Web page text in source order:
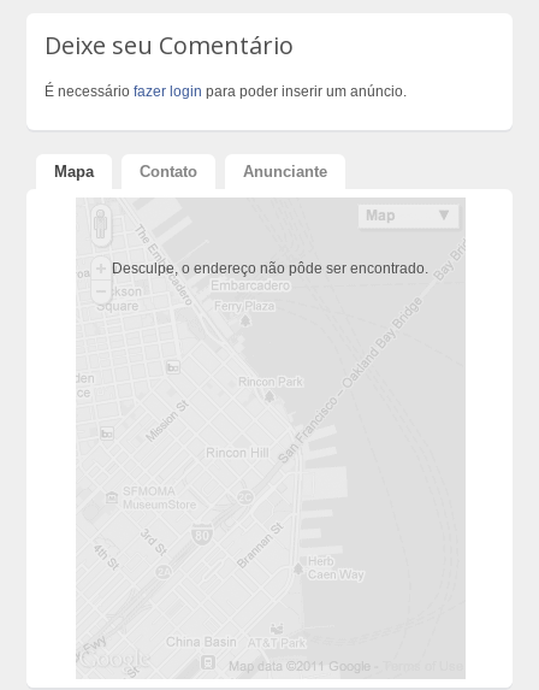
Deixe seu Comentário
É necessáriofazer login para poder inserir um anúncio.
Mapa Contato Anunciante
Desculpe, o endereço não pôde ser encontrado.